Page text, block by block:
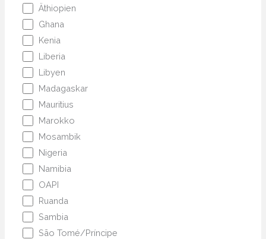
Äthiopien
Ghana
Kenia
Liberia
Libyen
Madagaskar
Mauritius
Marokko
Mosambik
Nigeria
Namibia
OAPI
Ruanda
Sambia
São Tomé/Príncipe